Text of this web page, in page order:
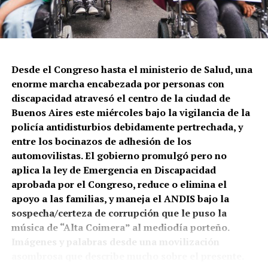
Constitución, la Policía de la Ciudad volvió a tirar a
matar. En este caso a Leonardo Vargas, quien quedó
gravemente herido y pelea por sobrevivir. Lo que
intentaba que una persona en situación de calle no le
robara su celular.
Vecinas y vecinos de Constitución, reclamando en la
El mapa del caravanazo.
A pie, a caballo, en autos y toda clase de vehículos la
provincia salió a las rutas y calles. Lo que está en
juego es una explotación de la minería metalífera a
gran escala, de oro y cobre, que atraviesa la cuenca
Desde el Congreso hasta el ministerio de Salud, una
enorme marcha encabezada por personas con
discapacidad atravesó el centro de la ciudad de
Buenos Aires este miércoles bajo la vigilancia de la
policía antidisturbios debidamente pertrechada, y
entre los bocinazos de adhesión de los
automovilistas. El gobierno promulgó pero no
aplica la ley de Emergencia en Discapacidad
aprobada por el Congreso, reduce o elimina el
apoyo a las familias, y maneja el ANDIS bajo la
sospecha/certeza de corrupción que le puso la
música de “Alta Coimera” al mediodía porteño.
Imágenes y palabras desde una movilización